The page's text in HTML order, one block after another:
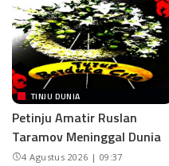
TINJU DUNIA
Petinju Amatir Ruslan
Taramov Meninggal Dunia
4 Agustus 2026 | 09:37